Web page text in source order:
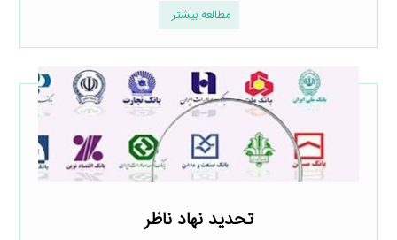
مطالعه بیشتر
تحدید نهاد ناظر